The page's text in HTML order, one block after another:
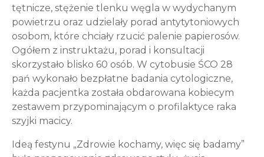
tętnicze, stężenie tlenku węgla w wydychanym
powietrzu oraz udzielały porad antytytoniowych
osobom, które chciały rzucić palenie papierosów.
Ogółem z instruktażu, porad i konsultacji
skorzystało blisko 60 osób. W cytobusie ŚCO 28
pań wykonało bezpłatne badania cytologiczne,
każda pacjentka została obdarowana kobiecym
zestawem przypominającym o profilaktyce raka
szyjki macicy.
Ideą festynu „Zdrowie kochamy, więc się badamy”